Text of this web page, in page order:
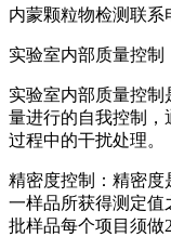
内蒙颗粒物检测联系
实验室内部质量控制
实验室内部质量控
量进行的自我控制，
过程中的干扰处理。
精密度控制：精密度
一样品所获得测定值
批样品每个项目须做